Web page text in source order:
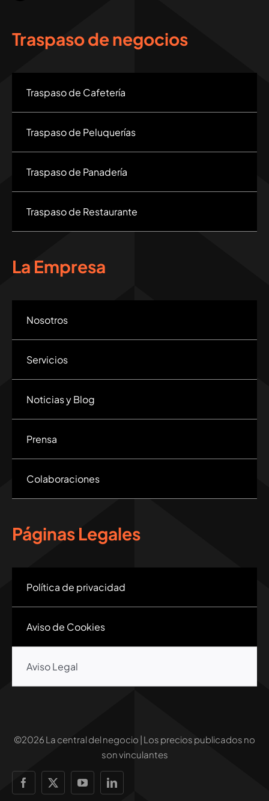
Traspaso de negocios
Traspaso de Cafetería
Traspaso de Peluquerías
Traspaso de Panadería
Traspaso de Restaurante
La Empresa
Nosotros
Servicios
Noticias y Blog
Prensa
Colaboraciones
Páginas Legales
Política de privacidad
Aviso de Cookies
Aviso Legal
©2026 La central del negocio | Los precios publicados no
son vinculantes